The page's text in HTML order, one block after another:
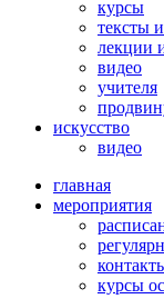
курсы
тексты
лекции
видео
учителя
искусство
видео
главная
мероприятия
курсы